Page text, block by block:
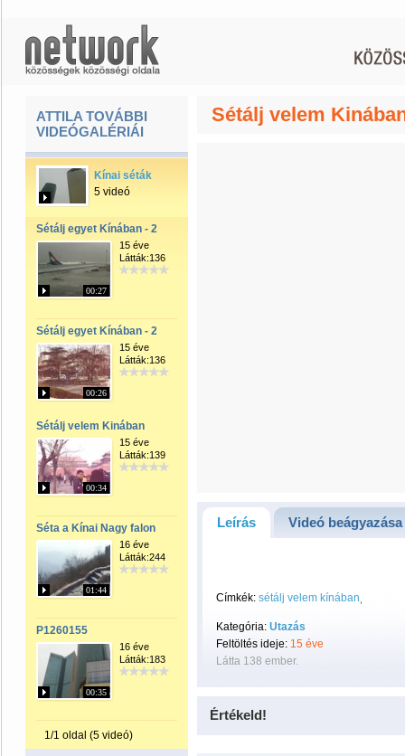
ATTILA TOVÁBBI
VIDEÓGALÉRIÁI
Kínai séták
5 videó
Sétálj egyet Kínában - 2
00:27
15 éve
Látták:136
Sétálj egyet Kínában - 2
00:26
15 éve
Látták:136
Sétálj velem Kinában
00:34
15 éve
Látták:139
Séta a Kínai Nagy falon
01:44
16 éve
Látták:244
P1260155
00:35
16 éve
Látták:183
1/1 oldal (5 videó)
Sétálj velem
Leírás Videó beágyazása
Címkék: sétálj velem kínában
Kategória: Utazás
Feltöltés ideje: 15 éve
Látta 138 ember.
Értékeld!